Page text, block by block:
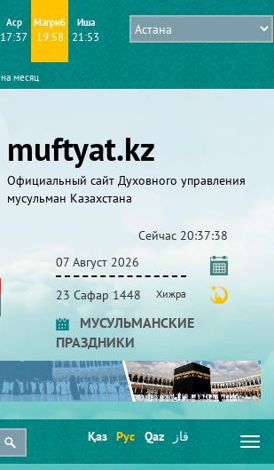
Аср
17:37
Магриб
19:58
Иша
21:53
на месяц
muftyat.kz
Официальный сайт Духовного управления
мусульман Казахстана
Сейчас 20:37:39
07 Август 2026
23 Сафар 1448 Хижра
МУСУЛЬМАНСКИЕ
ПРАЗДНИКИ
Қаз Рус Qaz قاز